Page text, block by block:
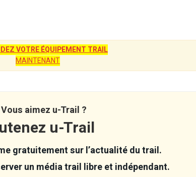
VOTRE ÉQUIPEMENT TRAIL
MAINTENANT
Vous aimez u-Trail ?
u-Trail
gratuitement sur l’actualité du trail.
un média trail libre et indépendant.